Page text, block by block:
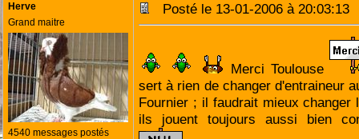
Herve
Grand maitre
4540 messages postés
Posté le 13-01-2006 à
Merci Toulouse
sert à rien de changer d'entraineur
Fournier ; il faudrait mieux changer
ils jouent toujours aussi bien